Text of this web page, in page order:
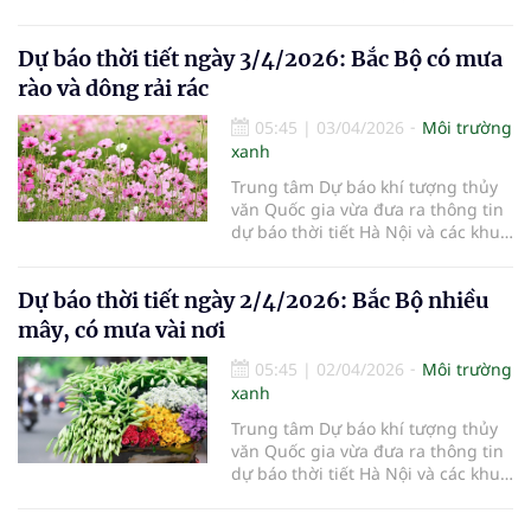
Dự báo thời tiết ngày 3/4/2026: Bắc Bộ có mưa
rào và dông rải rác
05:45 | 03/04/2026
Môi trường
xanh
Trung tâm Dự báo khí tượng thủy
văn Quốc gia vừa đưa ra thông tin
dự báo thời tiết Hà Nội và các khu
Dự báo thời tiết ngày 2/4/2026: Bắc Bộ nhiều
mây, có mưa vài nơi
05:45 | 02/04/2026
Môi trường
xanh
Trung tâm Dự báo khí tượng thủy
văn Quốc gia vừa đưa ra thông tin
dự báo thời tiết Hà Nội và các khu